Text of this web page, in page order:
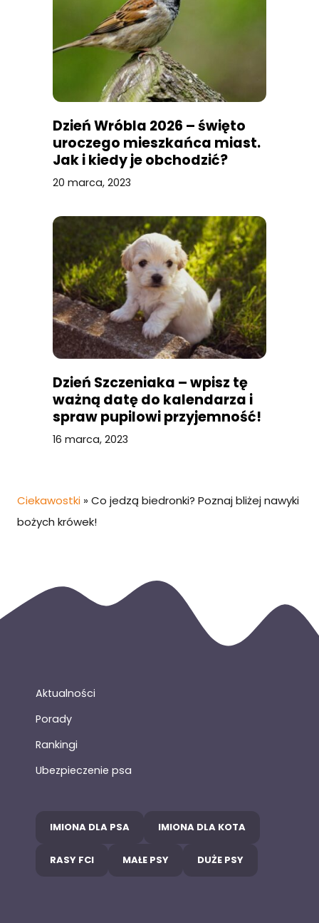
Dzień Wróbla 2026 – święto
uroczego mieszkańca miast.
Jak i kiedy je obchodzić?
20 marca, 2023
Dzień Szczeniaka – wpisz tę
ważną datę do kalendarza i
spraw pupilowi przyjemność!
16 marca, 2023
Ciekawostki » Co jedzą biedronki? Poznaj bliżej nawyki
bożych krówek!
Aktualności
Porady
Rankingi
Ubezpieczenie psa
IMIONA DLA PSA IMIONA DLA KOTA
RASY FCI MAŁE PSY DUŻE PSY